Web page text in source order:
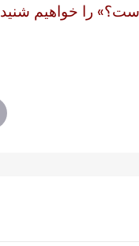
را خواهیم شنید